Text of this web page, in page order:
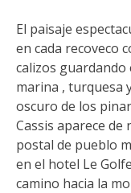
El paisaje
en cada recoveco
calizos guardando
marina , turquesa
oscuro de los
Cassis aparece
postal de pueblo
en el hotel Le
camino hacia la